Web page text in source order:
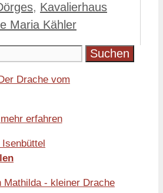
, Kavalierhaus
Maria Kähler
mehr erfahren